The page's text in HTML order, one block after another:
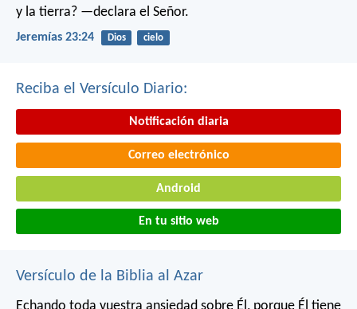
y la tierra? —declara el Señor.
Jeremías 23:24 Dios cielo
Reciba el Versículo Diario:
Notificación diaria
Correo electrónico
Android
En tu sitio web
Versículo de la Biblia al Azar